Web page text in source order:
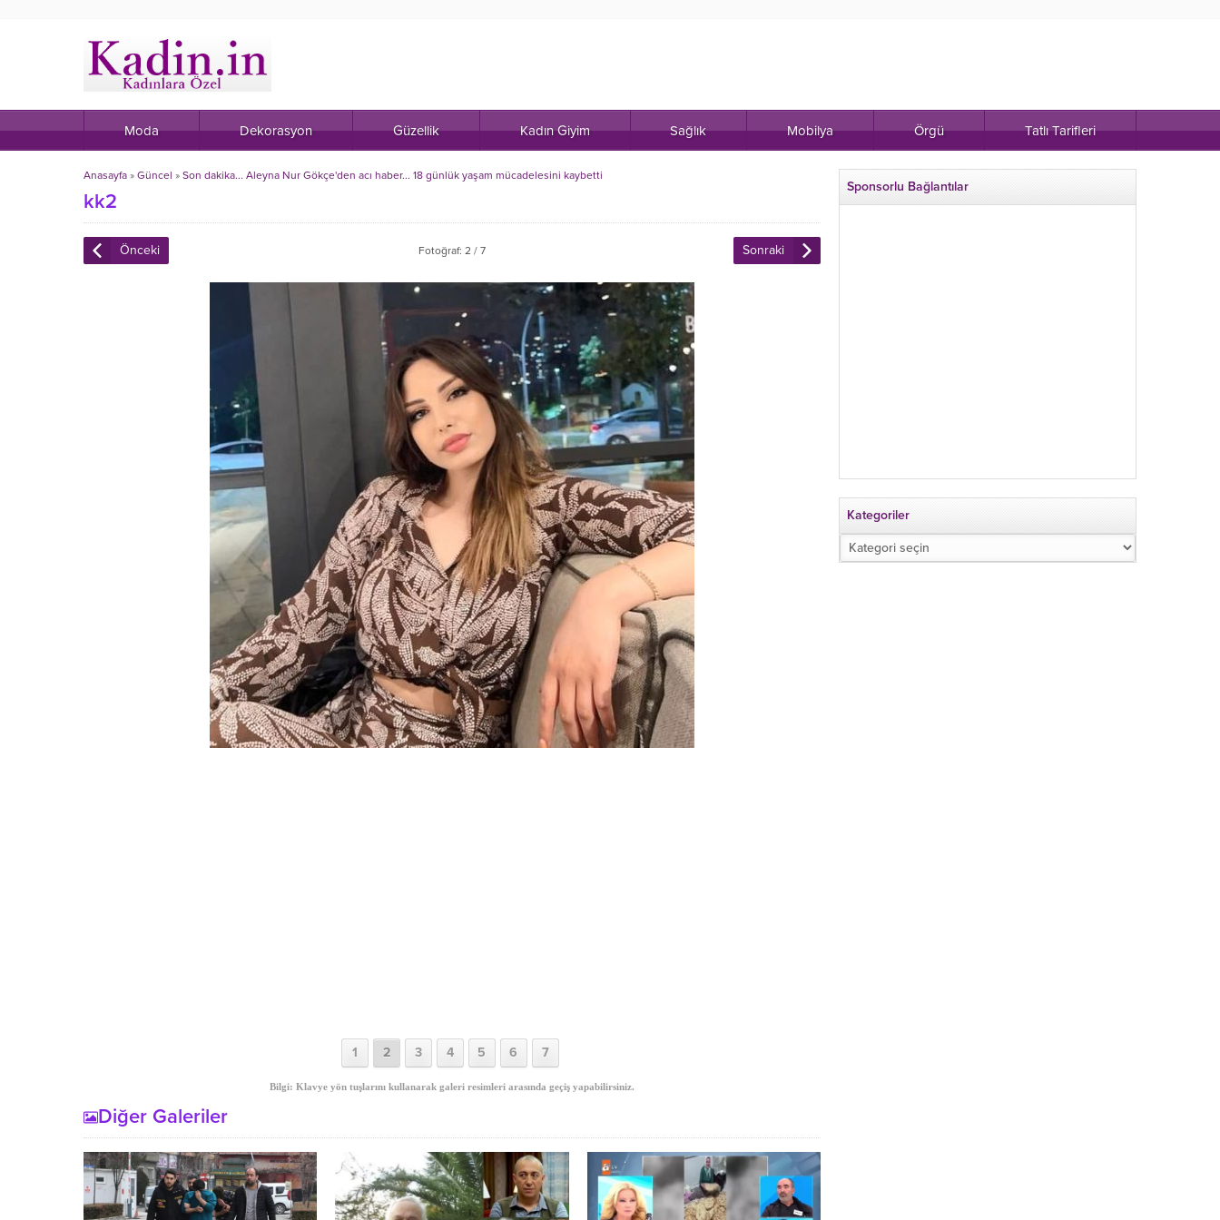
Moda Dekorasyon Güzellik Kadın Giyim Sağlık Mobilya Örgü Tatlı Tarifleri
Anasayfa » Güncel » Son dakika... Aleyna Nur Gökçe'den acı haber... 18 günlük yaşam mücadelesini kaybetti
kk2
Önceki Fotoğraf: 2 / 7 Sonraki
1 2 3 4 5 6 7
Bilgi: Klavye yön tuşlarını kullanarak galeri resimleri arasında geçiş yapabilirsiniz.
Diğer Galeriler
Sponsorlu Bağlantılar
Kategoriler
Kategoriler